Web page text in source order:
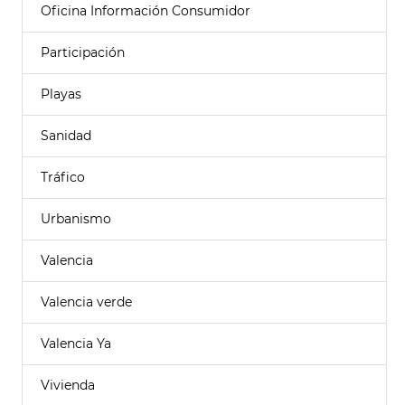
Oficina Información Consumidor
Participación
Playas
Sanidad
Tráfico
Urbanismo
Valencia
Valencia verde
Valencia Ya
Vivienda